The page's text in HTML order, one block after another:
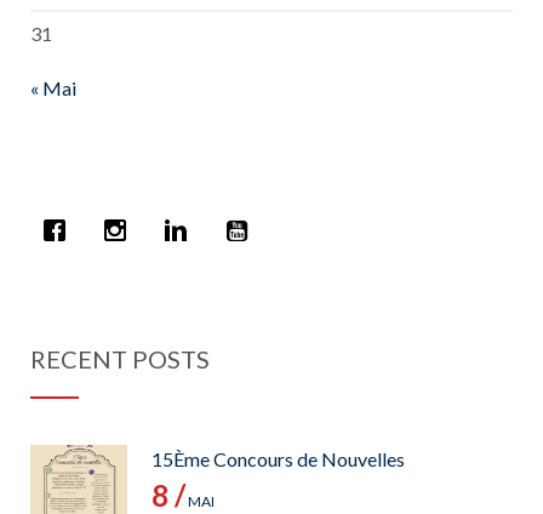
31
« Mai
RECENT POSTS
15Ème Concours de Nouvelles
8 /MAI